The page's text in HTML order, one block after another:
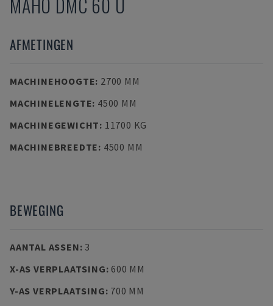
AFMETINGEN
MACHINEHOOGTE: 2700 MM
MACHINELENGTE: 4500 MM
MACHINEGEWICHT: 11700 KG
MACHINEBREEDTE: 4500 MM
BEWEGING
AANTAL ASSEN: 3
X-AS VERPLAATSING: 600 MM
Y-AS VERPLAATSING: 700 MM